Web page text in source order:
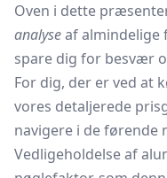
Oven i dette
analyseaf almindelige
spare dig for besvær
For dig, der er ved at
vores detaljerede
navigere i de
Vedligeholdelse af